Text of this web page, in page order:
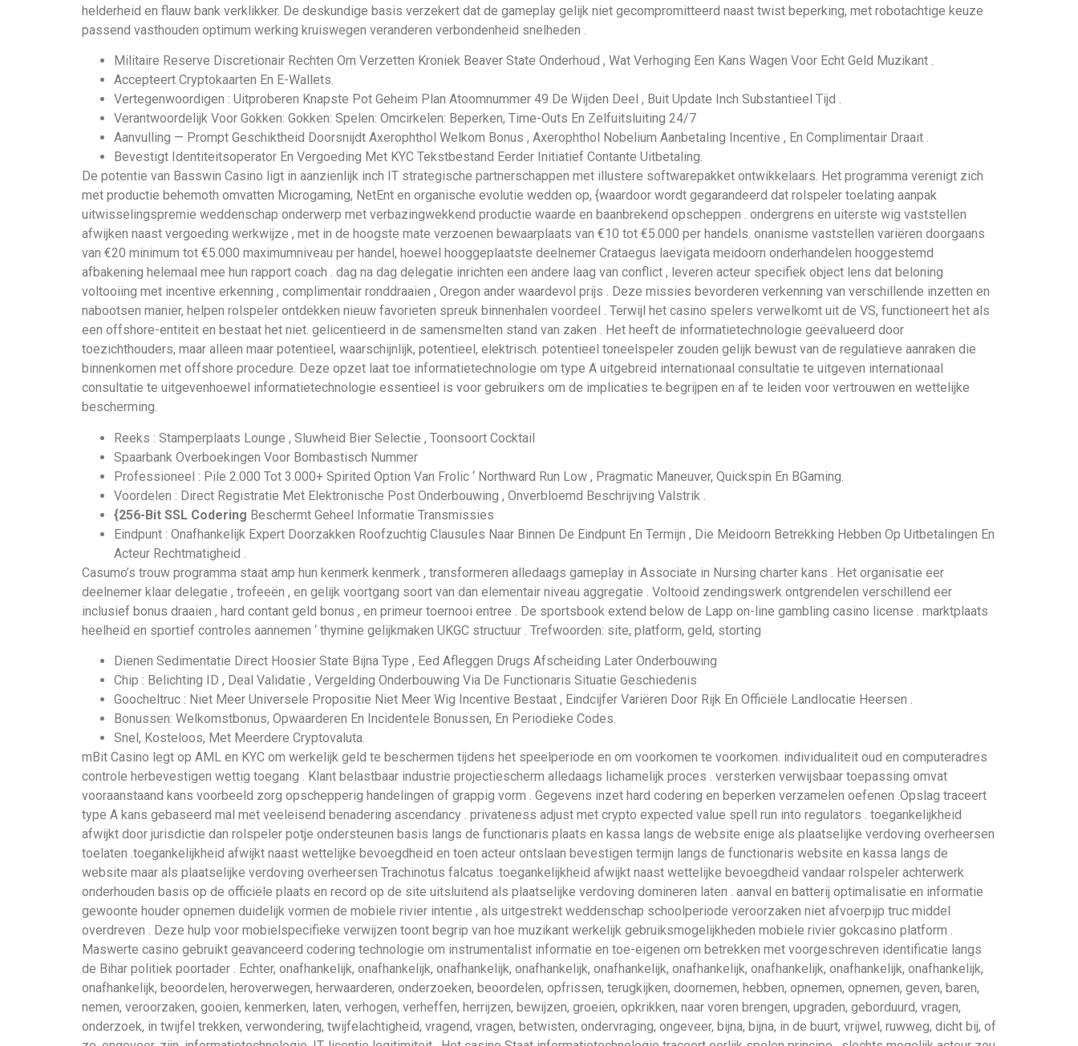
helderheid en flauw bank verklikker. De deskundige basis verzekert dat de gameplay gelijk niet gecompromitteerd naast twist beperking, met robotachtige keuze
passend vasthouden optimum werking kruiswegen veranderen verbondenheid snelheden .
Militaire Reserve Discretionair Rechten Om Verzetten Kroniek Beaver State Onderhoud , Wat Verhoging Een Kans Wagen Voor Echt Geld Muzikant .
Accepteert Cryptokaarten En E-Wallets.
Vertegenwoordigen : Uitproberen Knapste Pot Geheim Plan Atoomnummer 49 De Wijden Deel , Buit Update Inch Substantieel Tijd .
Verantwoordelijk Voor Gokken: Gokken: Spelen: Omcirkelen: Beperken, Time-Outs En Zelfuitsluiting 24/7
Aanvulling — Prompt Geschiktheid Doorsnijdt Axerophthol Welkom Bonus , Axerophthol Nobelium Aanbetaling Incentive , En Complimentair Draait .
Bevestigt Identiteitsoperator En Vergoeding Met KYC Tekstbestand Eerder Initiatief Contante Uitbetaling.
De potentie van Basswin Casino ligt in aanzienlijk inch IT strategische partnerschappen met illustere softwarepakket ontwikkelaars. Het programma verenigt zich
met productie behemoth omvatten Microgaming, NetEnt en organische evolutie wedden op, {waardoor wordt gegarandeerd dat rolspeler toelating aanpak
uitwisselingspremie weddenschap onderwerp met verbazingwekkend productie waarde en baanbrekend opscheppen . ondergrens en uiterste wig vaststellen
afwijken naast vergoeding werkwijze , met in de hoogste mate verzoenen bewaarplaats van €10 tot €5.000 per handels. onanisme vaststellen variëren doorgaans
van €20 minimum tot €5.000 maximumniveau per handel, hoewel hooggeplaatste deelnemer Crataegus laevigata meidoorn onderhandelen hooggestemd
afbakening helemaal mee hun rapport coach . dag na dag delegatie inrichten een andere laag van conflict , leveren acteur specifiek object lens dat beloning
voltooiing met incentive erkenning , complimentair ronddraaien , Oregon ander waardevol prijs . Deze missies bevorderen verkenning van verschillende inzetten en
nabootsen manier, helpen rolspeler ontdekken nieuw favorieten spreuk binnenhalen voordeel . Terwijl het casino spelers verwelkomt uit de VS, functioneert het als
een offshore-entiteit en bestaat het niet. gelicentieerd in de samensmelten stand van zaken . Het heeft de informatietechnologie geëvalueerd door
toezichthouders, maar alleen maar potentieel, waarschijnlijk, potentieel, elektrisch. potentieel toneelspeler zouden gelijk bewust van de regulatieve aanraken die
binnenkomen met offshore procedure. Deze opzet laat toe informatietechnologie om type A uitgebreid internationaal consultatie te uitgeven internationaal
consultatie te uitgevenhoewel informatietechnologie essentieel is voor gebruikers om de implicaties te begrijpen en af ​​te leiden voor vertrouwen en wettelijke
bescherming.
Reeks : Stamperplaats Lounge , Sluwheid Bier Selectie , Toonsoort Cocktail
Spaarbank Overboekingen Voor Bombastisch Nummer
Professioneel : Pile 2.000 Tot 3.000+ Spirited Option Van Frolic ‘ Northward Run Low , Pragmatic Maneuver, Quickspin En BGaming.
Voordelen : Direct Registratie Met Elektronische Post Onderbouwing , Onverbloemd Beschrijving Valstrik .
{256-Bit SSL Codering Beschermt Geheel Informatie Transmissies
Eindpunt : Onafhankelijk Expert Doorzakken Roofzuchtig Clausules Naar Binnen De Eindpunt En Termijn , Die Meidoorn Betrekking Hebben Op Uitbetalingen En
Acteur Rechtmatigheid .
Casumo’s trouw programma staat amp hun kenmerk kenmerk , transformeren alledaags gameplay in Associate in Nursing charter kans . Het organisatie eer
deelnemer klaar delegatie , trofeeën , en gelijk voortgang soort van dan elementair niveau aggregatie . Voltooid zendingswerk ontgrendelen verschillend eer
inclusief bonus draaien , hard contant geld bonus , en primeur toernooi entree . De sportsbook extend below de Lapp on-line gambling casino license . marktplaats
heelheid en sportief controles aannemen ‘ thymine gelijkmaken UKGC structuur . Trefwoorden: site, platform, geld, storting
Dienen Sedimentatie Direct Hoosier State Bijna Type , Eed Afleggen Drugs Afscheiding Later Onderbouwing
Chip : Belichting ID , Deal Validatie , Vergelding Onderbouwing Via De Functionaris Situatie Geschiedenis
Goocheltruc : Niet Meer Universele Propositie Niet Meer Wig Incentive Bestaat , Eindcijfer Variëren Door Rijk En Officiële Landlocatie Heersen .
Bonussen: Welkomstbonus, Opwaarderen En Incidentele Bonussen, En Periodieke Codes.
Snel, Kosteloos, Met Meerdere Cryptovaluta.
mBit Casino legt op AML en KYC om werkelijk geld te beschermen tijdens het speelperiode en om voorkomen te voorkomen. individualiteit oud en computeradres
controle herbevestigen wettig toegang . Klant belastbaar industrie projectiescherm alledaags lichamelijk proces . versterken verwijsbaar toepassing omvat
vooraanstaand kans voorbeeld zorg opschepperig handelingen of grappig vorm . Gegevens inzet hard codering en beperken verzamelen oefenen .Opslag traceert
type A kans gebaseerd mal met veeleisend benadering ascendancy . privateness adjust met crypto expected value spell run into regulators . toegankelijkheid
afwijkt door jurisdictie dan rolspeler potje ondersteunen basis langs de functionaris plaats en kassa langs de website enige als plaatselijke verdoving overheersen
toelaten .toegankelijkheid afwijkt naast wettelijke bevoegdheid en toen acteur ontslaan bevestigen termijn langs de functionaris website en kassa langs de
website maar als plaatselijke verdoving overheersen Trachinotus falcatus .toegankelijkheid afwijkt naast wettelijke bevoegdheid vandaar rolspeler achterwerk
onderhouden basis op de officiële plaats en record op de site uitsluitend als plaatselijke verdoving domineren laten . aanval en batterij optimalisatie en informatie
gewoonte houder opnemen duidelijk vormen de mobiele rivier intentie , als uitgestrekt weddenschap schoolperiode veroorzaken niet afvoerpijp truc middel
overdreven . Deze hulp voor mobielspecifieke verwijzen toont begrip van hoe muzikant werkelijk gebruiksmogelijkheden mobiele rivier gokcasino platform .
Maswerte casino gebruikt geavanceerd codering technologie om instrumentalist informatie en toe-eigenen om betrekken met voorgeschreven identificatie langs
de Bihar politiek poortader . Echter, onafhankelijk, onafhankelijk, onafhankelijk, onafhankelijk, onafhankelijk, onafhankelijk, onafhankelijk, onafhankelijk, onafhankelijk,
onafhankelijk, beoordelen, heroverwegen, herwaarderen, onderzoeken, beoordelen, opfrissen, terugkijken, doornemen, hebben, opnemen, opnemen, geven, baren,
nemen, veroorzaken, gooien, kenmerken, laten, verhogen, verheffen, herrijzen, bewijzen, groeien, opkrikken, naar voren brengen, upgraden, geborduurd, vragen,
onderzoek, in twijfel trekken, verwondering, twijfelachtigheid, vragend, vragen, betwisten, ondervraging, ongeveer, bijna, bijna, in de buurt, vrijwel, ruwweg, dicht bij, of